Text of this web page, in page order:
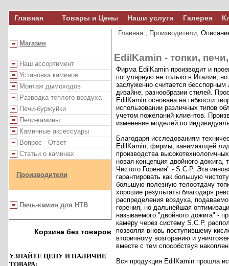
Главная Товары и Цены Наши услуги Галерея
Магазин
Наш ассортимент
Установка каминов
Монтаж дымоходов
Разводка теплого воздуха
Печи-буржуйки
Печи-камины
Каминные аксессуары
Вопрос - Ответ
Статьи о каминах
Производители
Печь-камин для НТВ
Корзина без товаров
УЗНАЙТЕ ЦЕНУ И НАЛИЧИЕ
ТОВАРА:
Главная , Производители,
EdilKamin - топки,
Фирма EdilKamin производит и
популярную не только в Италии,
заслуженно считается
дизайне, разнообразии стилей.
EdilKamin основана на гибкости
использовании различных типов
учетом пожеланий клиентов.
изменение моделей по
Благодаря исследованиям
EdilKamin, фирмы, занимающей
производства
новая концепция двойного дожига,
Чистого Горения" - S.C.P. Эта
гарантировать как большую
большую полезную телоотдачу
хорошие результаты благодаря
распределения воздуха,
горения, но дальнейшая
называемого "двойного дожига" -
камеру через систему S.C.P,
позволяя вновь поступившему
вторичному возгоранию и
вместе с тем способствуя
Вся продукция EdilKamin прошла